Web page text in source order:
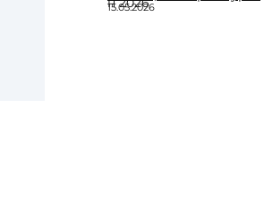
15.05.2026